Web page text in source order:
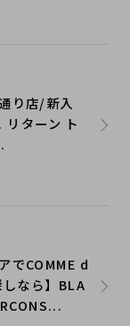
り店/新入
ターン ト
でCOMME d
なら】BLA